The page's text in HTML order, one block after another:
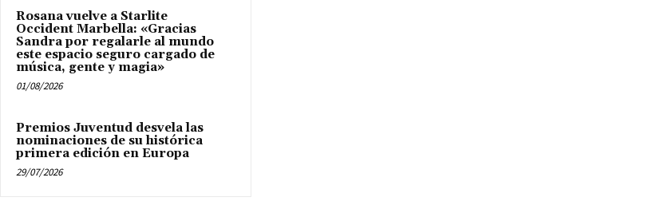
Rosana vuelve a Starlite
Occident Marbella: «Gracias
Sandra por regalarle al mundo
este espacio seguro cargado de
música, gente y magia»
01/08/2026
Premios Juventud desvela las
nominaciones de su histórica
primera edición en Europa
29/07/2026